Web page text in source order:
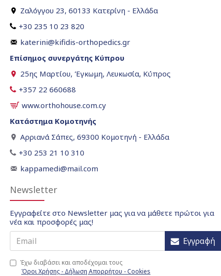
Ζαλόγγου 23, 60133 Κατερίνη - Ελλάδα
+30 235 10 23 820
katerini@kifidis-orthopedics.gr
Επίσημος συνεργάτης Κύπρου
25ης Μαρτίου, Έγκωμη, Λευκωσία, Κύπρος
+357 22 660688
www.orthohouse.com.cy
Κατάστημα Κομοτηνής
Αρριανά Σάπες, 69300 Κομοτηνή - Ελλάδα
+30 253 21 10 310
kappamedi@mail.com
Newsletter
Εγγραφείτε στο Newsletter μας για να μάθετε πρώτοι για
νέα και προσφορές μας!
Εγγραφή
Έχω διαβάσει και αποδέχομαι τους
Όροι Χρήσης - Δήλωση Απορρήτου - Cookies